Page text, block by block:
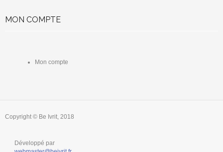
MON COMPTE
Mon compte
Copyright © Be Ivrit, 2018
Développé par